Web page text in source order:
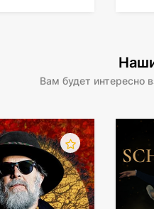
Вам будет интересно